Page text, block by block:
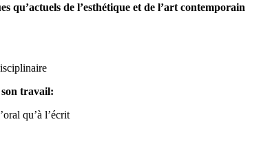
de l’esthétique et de l’art contemporain
travail:
qu’à l’écrit